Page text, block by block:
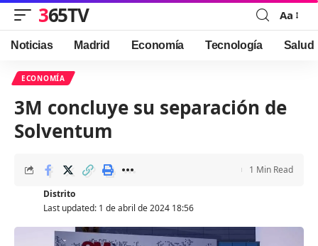
365TV
Font
Resizer
Aa
Noticias Madrid Economía Tecnología Salud
ECONOMÍA
3M concluye su separación de
Solventum
Last updated: 1 de abril de 2024 18:56
Distrito
1 Min Read